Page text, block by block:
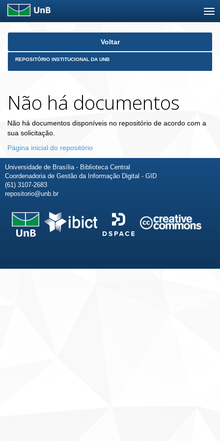
Skip
Voltar
REPOSITÓRIO INSTITUCIONAL DA UNB
Não há documentos
Não há documentos disponíveis no repositório de acordo com a
sua solicitação.
Página inicial do repositório
Universidade de Brasília - Biblioteca Central
Coordenadoria de Gestão da Informação Digital - GID
(61) 3107-2683
repositorio@unb.br